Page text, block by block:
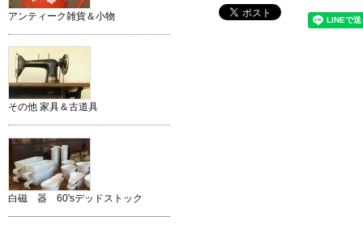
アンティーク雑貨＆小物
その他 家具＆古道具
白磁 器 60'sデッドストック